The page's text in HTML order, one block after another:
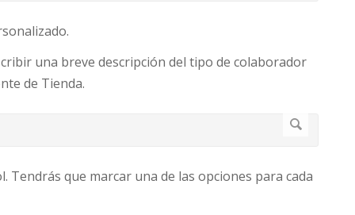
una breve descripción del tipo de colaborador
de Tienda.
que marcar una de las opciones para cada